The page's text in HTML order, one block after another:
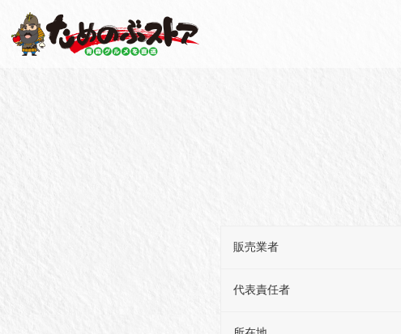
販売業者
代表責任者